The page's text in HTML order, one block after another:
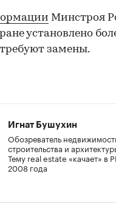
Минстроя
установлено
замены.
Игнат Бушухин
Обозреватель
строительства и
Тему real estate «качает» в
2008 года